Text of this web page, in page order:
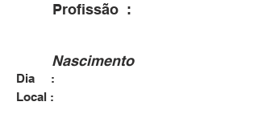
Nascimento
Dia :
Profissão :
Local :